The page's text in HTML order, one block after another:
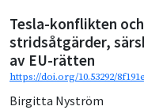
Tesla-konflikten
stridsåtgärder,
av EU-rätten
https://doi.org/10.53292/
Birgitta Nyström